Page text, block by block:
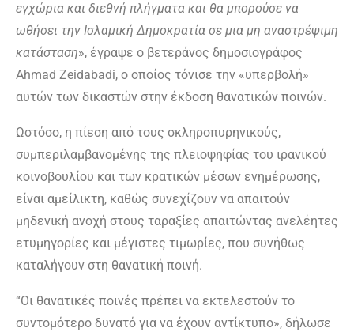
εγχώρια και διεθνή πλήγματα και θα μπορούσε να
ωθήσει την Ισλαμική Δημοκρατία σε μια μη αναστρέψιμη
κατάσταση», έγραψε ο βετεράνος δημοσιογράφος
Ahmad Zeidabadi, ο οποίος τόνισε την «υπερβολή»
αυτών των δικαστών στην έκδοση θανατικών ποινών.
Ωστόσο, η πίεση από τους σκληροπυρηνικούς,
συμπεριλαμβανομένης της πλειοψηφίας του ιρανικού
κοινοβουλίου και των κρατικών μέσων ενημέρωσης,
είναι αμείλικτη, καθώς συνεχίζουν να απαιτούν
μηδενική ανοχή στους ταραξίες απαιτώντας ανελέητες
ετυμηγορίες και μέγιστες τιμωρίες, που συνήθως
καταλήγουν στη θανατική ποινή.
“Οι θανατικές ποινές πρέπει να εκτελεστούν το
συντομότερο δυνατό για να έχουν αντίκτυπο», δήλωσε